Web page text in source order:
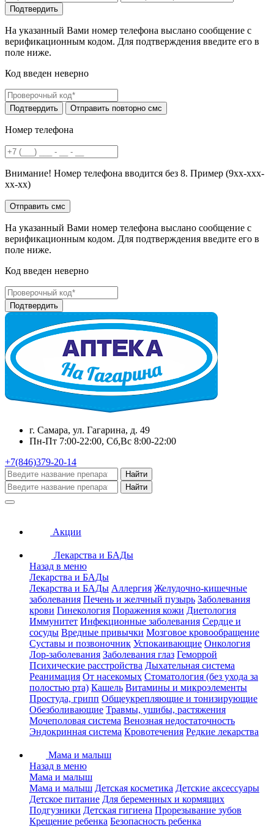
На указанный Вами номер телефона выслано сообщение с
верификационным кодом. Для подтверждения введите его в
поле ниже.
Код введен неверно
Номер телефона
Внимание! Номер телефона вводится без 8. Пример (9хх-ххх-
хх-хх)
На указанный Вами номер телефона выслано сообщение с
верификационным кодом. Для подтверждения введите его в
поле ниже.
Код введен неверно
г. Самара, ул. Гагарина, д. 49
Пн-Пт 7:00-22:00, Сб,Вс 8:00-22:00
+7(846)379-20-14
Найти
Найти
Акции
Лекарства и БАДы
Назад в меню
Лекарства и БАДы
Лекарства и БАДы Аллергия Желудочно-кишечные
заболевания Печень и желчный пузырь Заболевания
крови Гинекология Поражения кожи Диетология
Иммунитет Инфекционные заболевания Сердце и
сосуды Вредные привычки Мозговое кровообращение
Суставы и позвоночник Успокаивающие Онкология
Лор-заболевания Заболевания глаз Геморрой
Психические расстройства Дыхательная система
Реанимация От насекомых Стоматология (без ухода за
полостью рта) Кашель Витамины и микроэлементы
Простуда, грипп Общеукрепляющие и тонизирующие
Обезболивающие Травмы, ушибы, растяжения
Мочеполовая система Венозная недостаточность
Эндокринная система Кровотечения Редкие лекарства
Мама и малыш
Назад в меню
Мама и малыш
Мама и малыш Детская косметика Детские аксессуары
Детское питание Для беременных и кормящих
Подгузники Детская гигиена Прорезывание зубов
Крещение ребенка Безопасность ребенка